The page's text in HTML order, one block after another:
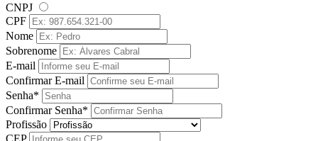
CNPJ
CPF
Nome
Sobrenome
E-mail
Confirmar E-mail
Senha*
Confirmar Senha*
Profissão
CEP